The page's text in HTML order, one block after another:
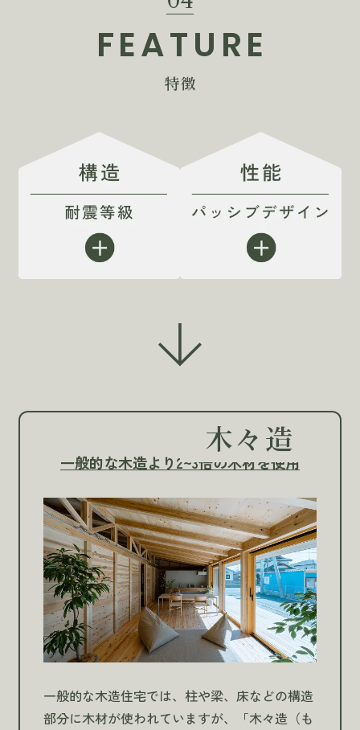
FEATURE
特徴
木々造
一般的な木造より2~3倍の木材を使用
一般的な木造住宅では、柱や梁、床などの構造
部分に木材が使われていますが、「木々造（も